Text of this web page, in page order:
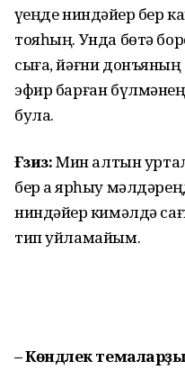
үҙеңде ниндәйҙер бер
тояһың. Унда бөтә
сыға, йәғни
эфир барған
була.
Ғәзиз:Мин алтын
бер аҙ ярһыу
ниндәйҙер кимәлдә
тип уйламайым.
– Көндәлек темаларҙы